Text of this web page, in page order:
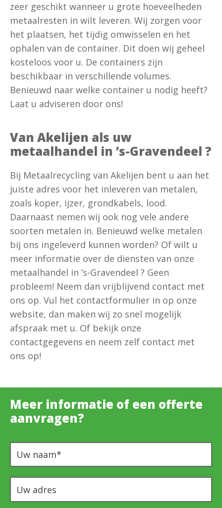
zeer geschikt wanneer u grote hoeveelheden
metaalresten in wilt leveren. Wij zorgen voor
het plaatsen, het tijdig omwisselen en het
ophalen van de container. Dit doen wij geheel
kosteloos voor u. De containers zijn
beschikbaar in verschillende volumes.
Benieuwd naar welke container u nodig heeft?
Laat u adviseren door ons!
Van Akelijen als uw
metaalhandel in ’s-Gravendeel ?
Bij Metaalrecycling van Akelijen bent u aan het
juiste adres voor het inleveren van metalen,
zoals koper, ijzer, grondkabels, lood.
Daarnaast nemen wij ook nog vele andere
soorten metalen in. Benieuwd welke metalen
bij ons ingeleverd kunnen worden? Of wilt u
meer informatie over de diensten van onze
metaalhandel in ’s-Gravendeel ? Geen
probleem! Neem dan vrijblijvend contact met
ons op. Vul het contactformulier in op onze
website, dan maken wij zo snel mogelijk
afspraak met u. Of bekijk onze
contactgegevens en neem zelf contact met
ons op!
Meer informatie of een offerte
aanvragen?